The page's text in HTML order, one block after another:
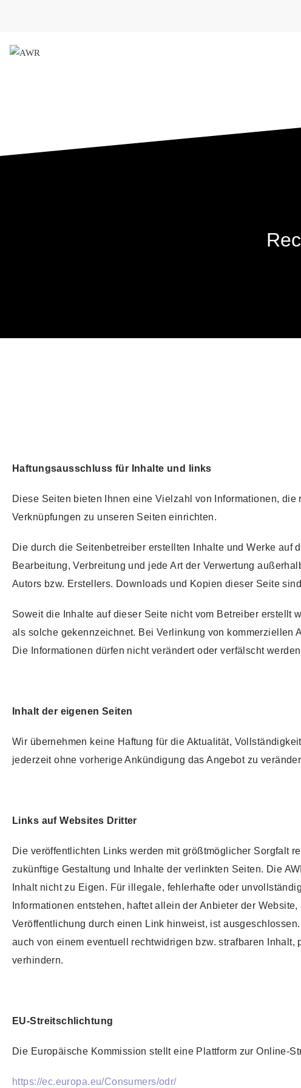
Haftungsausschluss für Inhalte und links
Diese Seiten bieten Ihnen eine Vielzahl von Informationen,
Verknüpfungen zu unseren Seiten einrichten.
Die durch die Seitenbetreiber erstellten Inhalte und Werke
Bearbeitung, Verbreitung und jede Art der Verwertung
Autors bzw. Erstellers. Downloads und Kopien dieser Seite
Soweit die Inhalte auf dieser Seite nicht vom Betreiber erstellt
als solche gekennzeichnet. Bei Verlinkung von
Die Informationen dürfen nicht verändert oder verfälscht
Inhalt der eigenen Seiten
Wir übernehmen keine Haftung für die Aktualität,
jederzeit ohne vorherige Ankündigung das Angebot zu
Links auf Websites Dritter
Die veröffentlichten Links werden mit größtmöglicher Sorgfalt
zukünftige Gestaltung und Inhalte der verlinkten Seiten. Die
Inhalt nicht zu Eigen. Für illegale, fehlerhafte oder
Informationen entstehen, haftet allein der Anbieter der
Veröffentlichung durch einen Link hinweist, ist
auch von einem eventuell rechtwidrigen bzw. strafbaren
verhindern.
EU-Streitschlichtung
Die Europäische Kommission stellt eine Plattform zur Online-
https://ec.europa.eu/Consumers/odr/